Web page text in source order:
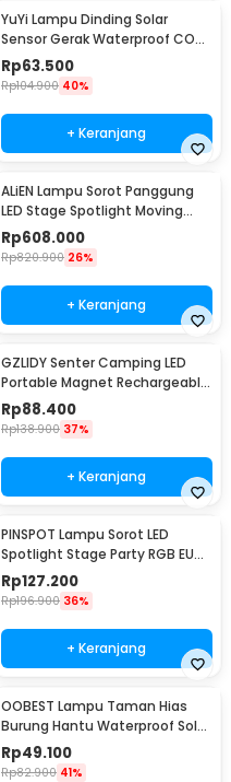
YuYi Lampu Dinding Solar
Sensor Gerak Waterproof COB
100LED Cool White - SMT-F100
Rp63.500
Rp104.900 40%
+ Keranjang
ALiEN Lampu Sorot Panggung
LED Stage Spotlight Moving
Head RGB 10W - DM512
Rp608.000
Rp820.900 26%
+ Keranjang
GZLIDY Senter Camping LED
Portable Magnet Rechargeable
2000 Lumens Big - W599A
Rp88.400
Rp138.900 37%
+ Keranjang
PINSPOT Lampu Sorot LED
Spotlight Stage Party RGB EU
Plug 240V 10W - WRGB
Rp127.200
Rp196.900 36%
+ Keranjang
OOBEST Lampu Taman Hias
Burung Hantu Waterproof Solar
Panel Warm White - SG15S
Rp49.100
Rp82.900 41%